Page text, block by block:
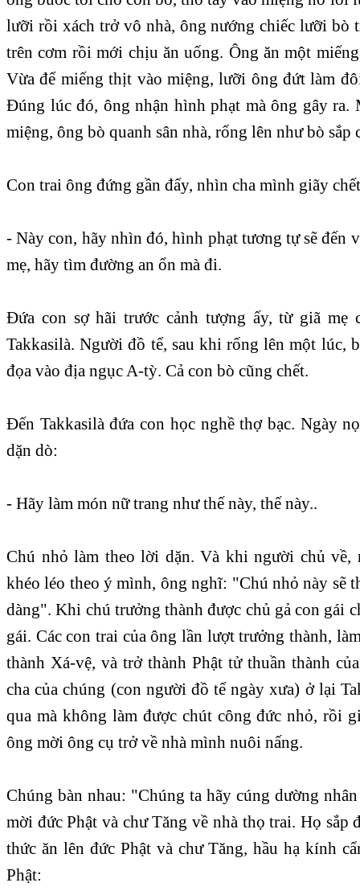
lưỡi rồi xách trở vô nhà, ông nướng chiếc lưỡi bò
trên cơm rồi mới chịu ăn uống. Ông ăn một
Vừa để miếng thịt vào miệng, lưỡi ông đứt làm
Ðúng lúc đó, ông nhận hình phạt mà ông gây ra.
miệng, ông bò quanh sân nhà, rống lên như bò sắp
Con trai ông đứng gần đấy, nhìn cha mình giãy
- Này con, hãy nhìn đó, hình phạt tương tự sẽ đến
mẹ, hãy tìm đường an ổn mà đi.
Ðứa con sợ hãi trước cảnh tượng ấy, từ giã mẹ
Takkasilà. Người đồ tể, sau khi rống lên một lúc,
đọa vào địa ngục A-tỳ. Cả con bò cũng chết.
Ðến Takkasilà đứa con học nghề thợ bạc. Ngày
dặn dò:
- Hãy làm món nữ trang như thế này, thế này..
Chú nhỏ làm theo lời dặn. Và khi người chủ về,
khéo léo theo ý mình, ông nghĩ: "Chú nhỏ này sẽ
dàng". Khi chú trưởng thành được chủ gả con gái
gái. Các con trai của ông lần lượt trưởng thành,
thành Xá-vệ, và trở thành Phật tử thuần thành
cha của chúng (con người đồ tể ngày xưa) ở lại
qua mà không làm được chút công đức nhỏ, rồi
ông mời ông cụ trở về nhà mình nuôi nấng.
Chúng bàn nhau: "Chúng ta hãy cúng dường
mời đức Phật và chư Tăng về nhà thọ trai. Họ sắp
thức ăn lên đức Phật và chư Tăng, hầu hạ kính
Phật: